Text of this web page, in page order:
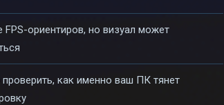
FPS-ориентиров, но визуал может
как именно ваш ПК тянет